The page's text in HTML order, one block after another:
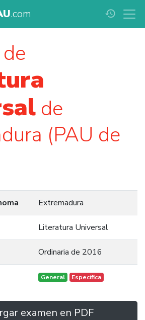
.com history
de
(PAU de
Extremadura
Literatura Universal
Ordinaria de 2016
General Específica
examen en PDF